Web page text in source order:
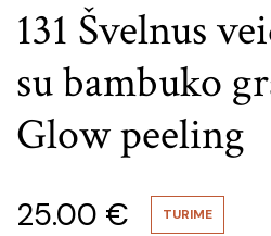
131 Švelnus
su bambuko
Glow peeling
25.00 € TURIME